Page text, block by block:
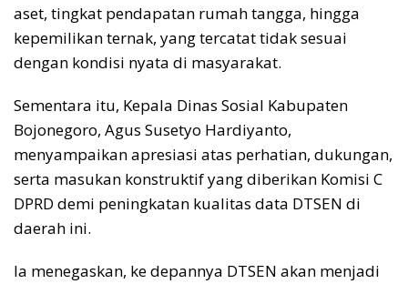
aset, tingkat pendapatan rumah tangga, hingga
kepemilikan ternak, yang tercatat tidak sesuai
dengan kondisi nyata di masyarakat.
Sementara itu, Kepala Dinas Sosial Kabupaten
Bojonegoro, Agus Susetyo Hardiyanto,
menyampaikan apresiasi atas perhatian, dukungan,
serta masukan konstruktif yang diberikan Komisi C
DPRD demi peningkatan kualitas data DTSEN di
daerah ini.
Ia menegaskan, ke depannya DTSEN akan menjadi